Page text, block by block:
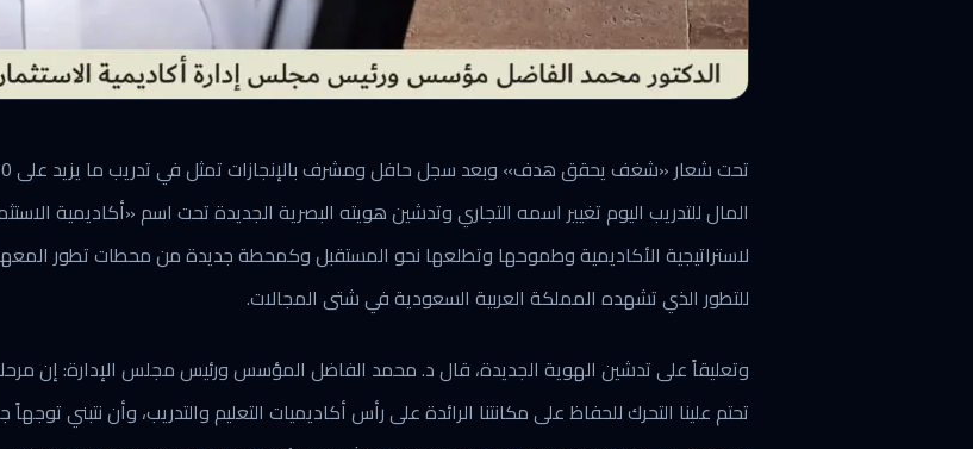
لاستراتيجية الأكاديمية وطموحها وتطلعها نحو المستقبل وكمحطة جديدة من محطات تطور
للتطور الذي تشهده المملكة العربية السعودية في شتى المجالات.
وتعليقاً على تدشين الهوية الجديدة، قال د. محمد الفاضل المؤسس ورئيس مجلس الإدارة: إن
تحتم علينا التحرك للحفاظ على مكانتنا الرائدة على رأس أكاديميات التعليم والتدريب، وأن نتبني توجهاً